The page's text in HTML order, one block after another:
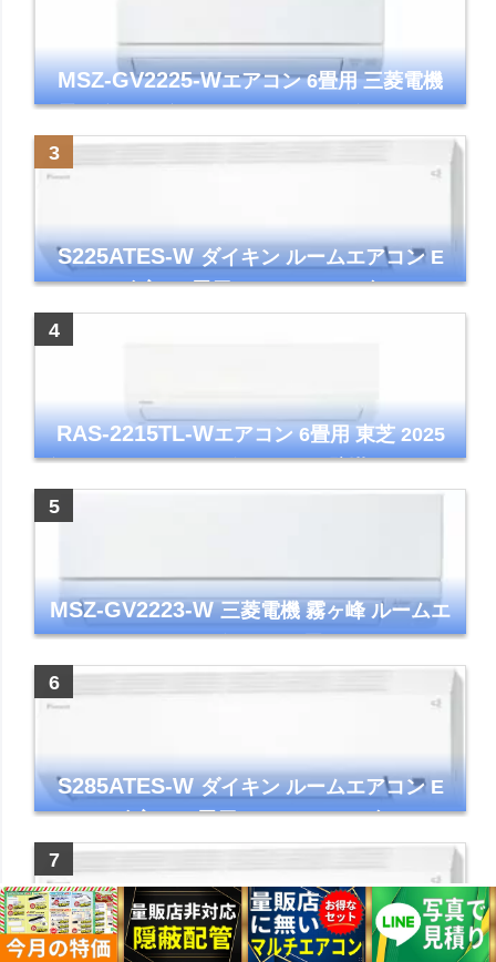
MSZ-GV2225-Wエアコン 6畳用 三菱電機
霧ヶ峰 2025年モデル GVシリーズ ピュアホ
ワイト 清潔 除湿 単相100V
S225ATES-Wダイキン ルームエアコン E
シリーズ 主に6畳用 ホワイト 2025年モデル
RAS-2215TL-Wエアコン 6畳用 東芝 2025
年モデル TLシリーズ ホワイト 壁掛け クーラ
MSZ-GV2223-W三菱電機 霧ヶ峰 ルームエ
アコン GVシリーズ おもに6畳用 ピュアホワ
イト 2023年モデル
S285ATES-Wダイキン ルームエアコン E
シリーズ 主に10畳用 ホワイト 2025年モデル
コンパクトモデル ストリーマ